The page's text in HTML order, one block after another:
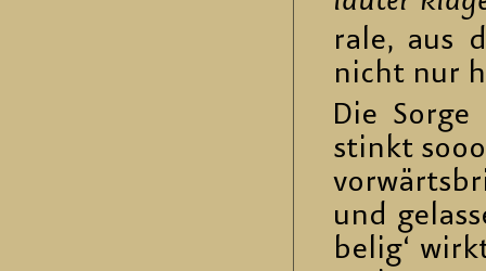
ra­le, aus
nicht nur
Die
stinkt
und
be­lig‘